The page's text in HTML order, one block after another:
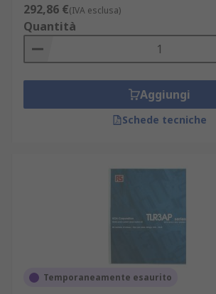
292,86 €(IVA esclusa)
Quantità
Aggiungi
Schede tecniche
Temporaneamente esaurito